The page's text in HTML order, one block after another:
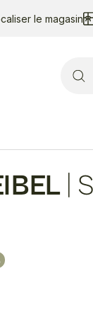
le magasin
for: